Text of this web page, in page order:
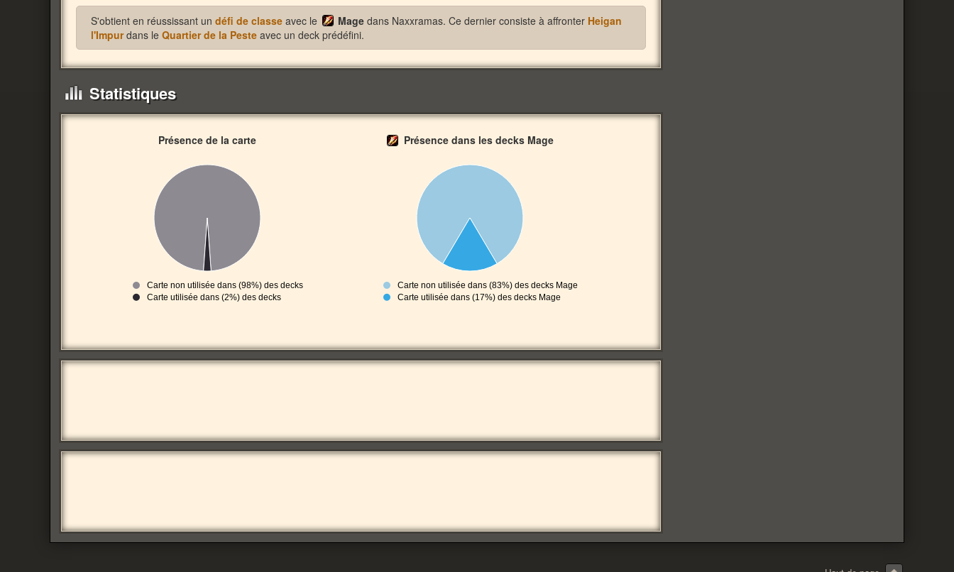
S'obtient en réussissant un défi de classe avec le Mage dans Naxxramas. Ce dernier consiste à affronter Heigan
l'Impurdans le Quartier de la Peste avec un deck prédéfini.
Statistiques
Présence de la carte
Carte non utilisée dans (98%) des decks
Carte utilisée dans (2%) des decks
Présence dans les decks Mage
Carte non utilisée dans (83%) des decks Mage
Carte utilisée dans (17%) des decks Mage